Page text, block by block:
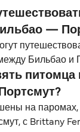
—
Бильбао и
питомца
на
с Brittany